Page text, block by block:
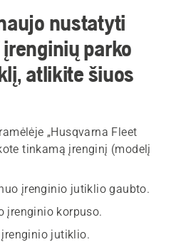
nustatyti
įrenginių parko
atlikite šiuos
„Husqvarna Fleet
tinkamą įrenginį (modelį
įrenginio jutiklio gaubto.
įrenginio korpuso.
jutiklio.